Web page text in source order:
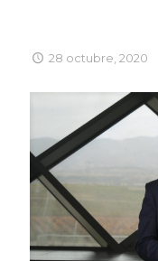
28 octubre, 2020